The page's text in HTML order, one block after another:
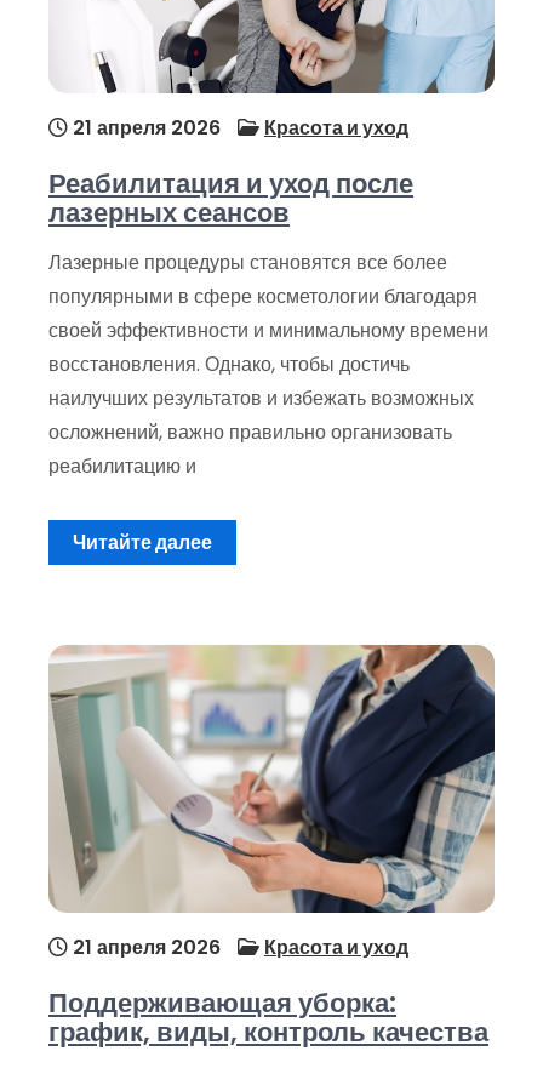
21 апреля 2026 Красота и уход
Реабилитация и уход после
лазерных сеансов
Лазерные процедуры становятся все более
популярными в сфере косметологии благодаря
своей эффективности и минимальному времени
восстановления. Однако, чтобы достичь
наилучших результатов и избежать возможных
осложнений, важно правильно организовать
реабилитацию и
Читайте далее
21 апреля 2026 Красота и уход
Поддерживающая уборка:
график, виды, контроль качества